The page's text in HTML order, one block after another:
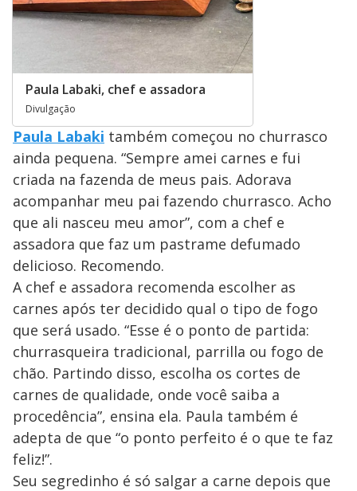
Paula Labaki, chef e assadora
Divulgação
Paula Labaki também começou no churrasco
ainda pequena. “Sempre amei carnes e fui
criada na fazenda de meus pais. Adorava
acompanhar meu pai fazendo churrasco. Acho
que ali nasceu meu amor”, com a chef e
assadora que faz um pastrame defumado
delicioso. Recomendo.
A chef e assadora recomenda escolher as
carnes após ter decidido qual o tipo de fogo
que será usado. “Esse é o ponto de partida:
churrasqueira tradicional, parrilla ou fogo de
chão. Partindo disso, escolha os cortes de
carnes de qualidade, onde você saiba a
procedência”, ensina ela. Paula também é
adepta de que “o ponto perfeito é o que te faz
feliz!”.
Seu segredinho é só salgar a carne depois que